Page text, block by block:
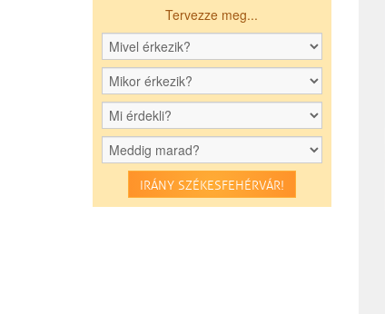
Tervezze meg...
IRÁNY SZÉKESFEHÉRVÁR!